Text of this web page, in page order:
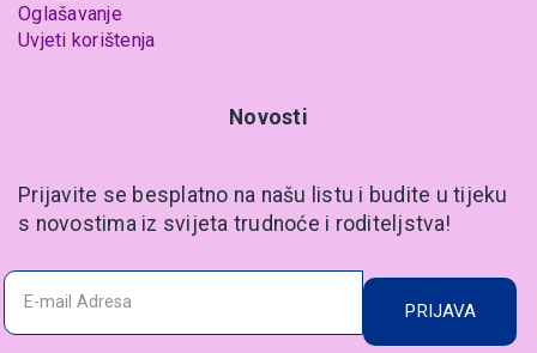
Oglašavanje
Uvjeti korištenja
Novosti
Prijavite se besplatno na našu listu i budite u tijeku
s novostima iz svijeta trudnoće i roditeljstva!
PRIJAVA